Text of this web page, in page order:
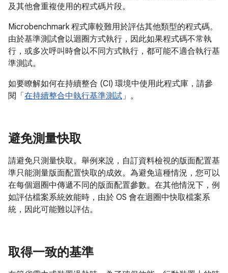
及其他會重複使用的程式碼片段。
Microbenchmark 程式庫較難用於評估其他類型的程式碼。
由於基準測試會以迴圈方式執行，因此如果程式碼不常執
行，或多次呼叫時會以不同方式執行，都可能不適合執行基
準測試。
如要瞭解如何在持續整合 (CI) 環境中使用此程式庫，請參
閱「 在持續整合中執行基準測試」。
避免測量快取
請避免只測量快取。舉例來說，自訂資料檢視的版面配置基
準只能測量版面配置快取的成效。為避免這種情況，您可以
在每個迴圈中傳遞不同的版面配置參數。在其他情況下，例
如評估檔案系統效能時，由於 OS 會在迴圈中快取檔案系
統，因此可能難以評估。
取得一致的基準